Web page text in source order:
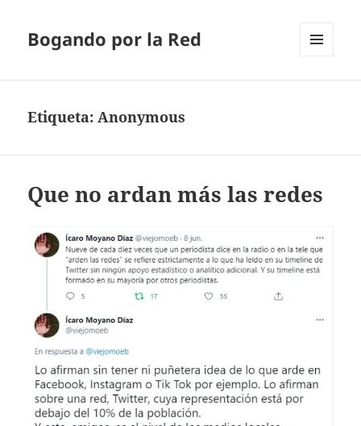
Bogando por la Red
Etiqueta:Anonymous
Que no ardan más las redes